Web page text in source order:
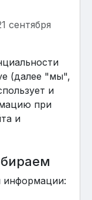
сентября
(далее "мы",
и
при
и